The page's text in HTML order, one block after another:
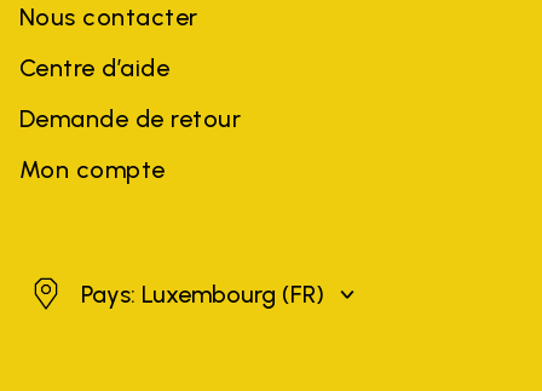
Nous contacter
Centre d’aide
Demande de retour
Mon compte
Luxembourg
Pays: Luxembourg (FR)